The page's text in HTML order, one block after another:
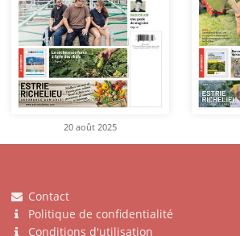
20 août 2025
Contact
Politique de confidentialité
Conditions d'utilisation